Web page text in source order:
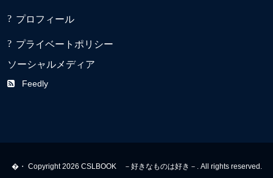
プロフィール
プライベートポリシー
ソーシャルメディア
Feedly
�・ Copyright 2026 CSLBOOK －好きなものは好き－. All rights reserved.